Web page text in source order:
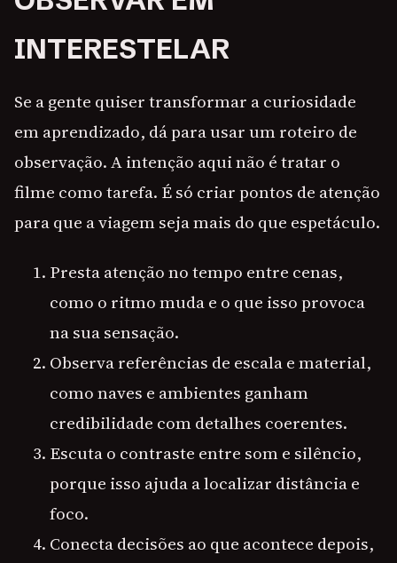
INTERESTELAR
Se a gente quiser transformar a curiosidade
em aprendizado, dá para usar um roteiro de
observação. A intenção aqui não é tratar o
filme como tarefa. É só criar pontos de atenção
para que a viagem seja mais do que espetáculo.
Presta atenção no tempo entre cenas,
como o ritmo muda e o que isso provoca
na sua sensação.
Observa referências de escala e material,
como naves e ambientes ganham
credibilidade com detalhes coerentes.
Escuta o contraste entre som e silêncio,
porque isso ajuda a localizar distância e
foco.
Conecta decisões ao que acontece depois,